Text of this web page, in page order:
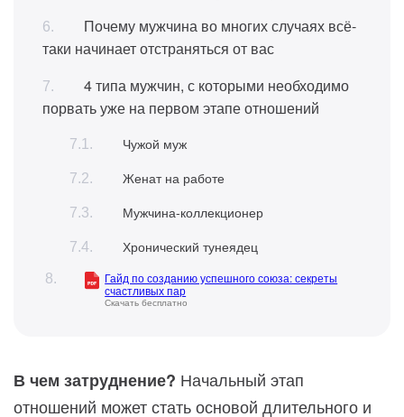
Почему мужчина во многих случаях всё-
таки начинает отстраняться от вас
4 типа мужчин, с которыми необходимо
порвать уже на первом этапе отношений
Чужой муж
Женат на работе
Мужчина-коллекционер
Хронический тунеядец
Гайд по созданию успешного союза: секреты
счастливых пар
Скачать бесплатно
В чем затруднение? Начальный этап
отношений может стать основой длительного и